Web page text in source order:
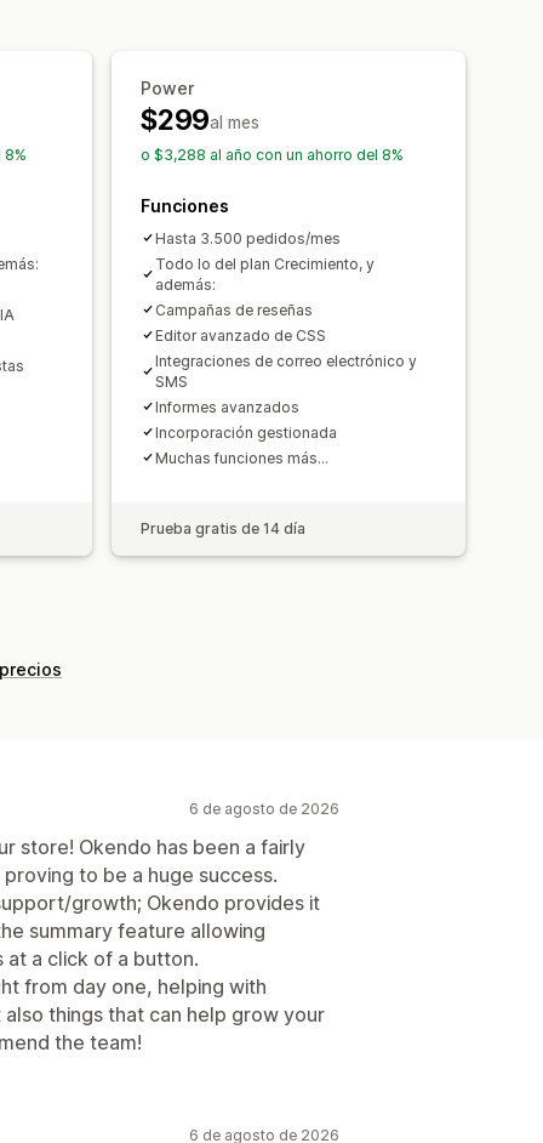
por SMS
Importar y exportar
Automatizaciones
8%
Power
$299al mes
o $3,288 al año con un ahorro del 8%
Funciones
Hasta 3.500 pedidos/mes
Todo lo del plan Crecimiento, y
además:
Campañas de reseñas
Editor avanzado de CSS
Integraciones de correo electrónico y
SMS
Informes avanzados
Incorporación gestionada
Muchas funciones más...
Prueba gratis de 14 día
6 de agosto de 2026
store! Okendo has been a fairly
to be a huge success.
growth; Okendo provides it
summary feature allowing
a click of a button.
from day one, helping with
things that can help grow your
the team!
6 de agosto de 2026